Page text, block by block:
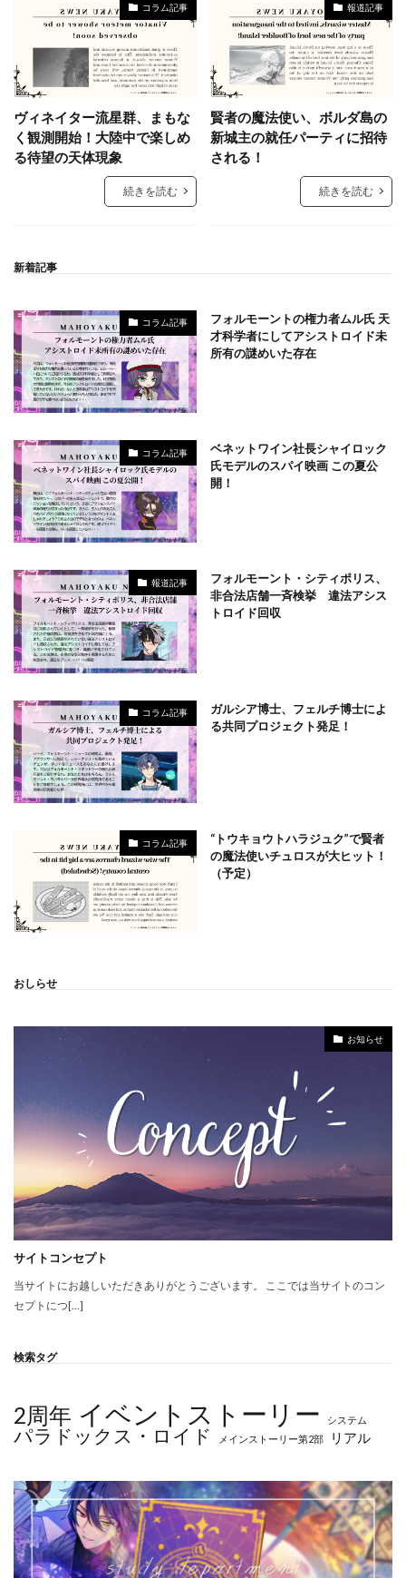
コラム記事
ヴィネイター流星群、まもな
く観測開始！大陸中で楽しめ
る待望の天体現象
続きを読む
報道記事
賢者の魔法使い、ボルダ島の
新城主の就任パーティに招待
される！
続きを読む
新着記事
コラム記事
フォルモーントの権力者ムル氏 天
才科学者にしてアシストロイド未
所有の謎めいた存在
コラム記事
ベネットワイン社長シャイロック
氏モデルのスパイ映画 この夏公
開！
報道記事
フォルモーント・シティポリス、
非合法店舗一斉検挙 違法アシス
トロイド回収
コラム記事
ガルシア博士、フェルチ博士によ
る共同プロジェクト発足！
コラム記事
“トウキョウトハラジュク”で賢者
の魔法使いチュロスが大ヒット！
（予定）
おしらせ
お知らせ
サイトコンセプト
当サイトにお越しいただきありがとうございます。 ここでは当サイトのコン
セプトにつ[…]
検索タグ
2周年 イベントストーリー システム
パラドックス・ロイド メインストーリー第2部 リアル